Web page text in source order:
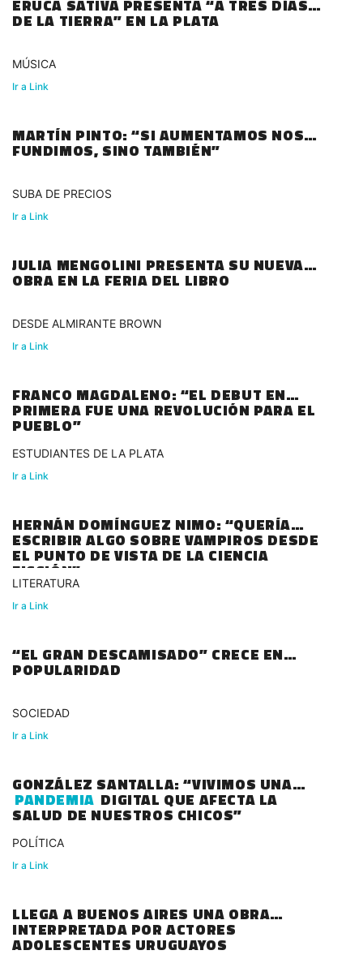
ERUCA SATIVA PRESENTA “A TRES DÍAS
DE LA TIERRA” EN LA PLATA
MÚSICA
Ir a Link
MARTÍN PINTO: “SI AUMENTAMOS NOS
FUNDIMOS, SINO TAMBIÉN”
SUBA DE PRECIOS
Ir a Link
JULIA MENGOLINI PRESENTA SU NUEVA
OBRA EN LA FERIA DEL LIBRO
DESDE ALMIRANTE BROWN
Ir a Link
FRANCO MAGDALENO: “EL DEBUT EN
PRIMERA FUE UNA REVOLUCIÓN PARA EL
PUEBLO”
ESTUDIANTES DE LA PLATA
Ir a Link
HERNÁN DOMÍNGUEZ NIMO: “QUERÍA
ESCRIBIR ALGO SOBRE VAMPIROS DESDE
EL PUNTO DE VISTA DE LA CIENCIA
FICCIÓN”
LITERATURA
Ir a Link
“EL GRAN DESCAMISADO” CRECE EN
POPULARIDAD
SOCIEDAD
Ir a Link
GONZÁLEZ SANTALLA: “VIVIMOS UNA
PANDEMIA DIGITAL QUE AFECTA LA
SALUD DE NUESTROS CHICOS”
POLÍTICA
Ir a Link
LLEGA A BUENOS AIRES UNA OBRA
INTERPRETADA POR ACTORES
ADOLESCENTES URUGUAYOS